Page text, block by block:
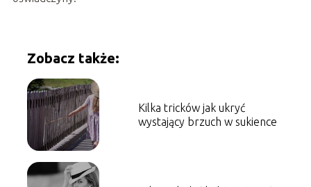
Zobacz także:
Kilka tricków jak ukryć
wystający brzuch w sukience